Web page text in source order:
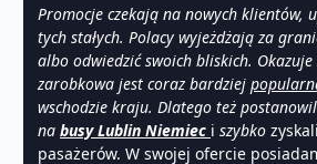
Promocje czekają na nowych klientów,
tych stałych. Polacy wyjeżdżają za
albo odwiedzić swoich bliskich.
zarobkowa jest coraz bardziej
wschodzie kraju. Dlatego też
na busyLublin Niemiec i szybko
pasażerów. W swojej ofercie